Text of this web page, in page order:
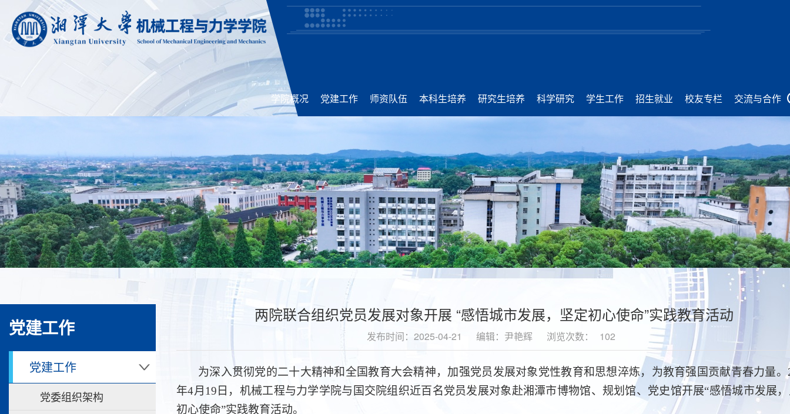
学院概况 党建工作 师资队伍 本科生培养 研究生培养 科学研究 学生工作 招生就业 校友专栏 交流与合作
党建工作
党建工作 >
党委组织架构
两院联合组织党员发展对象开展 “感悟城市发展，坚定初心使命”实践教育活动
发布时间：2025-04-21 编辑：尹艳辉 浏览次数： 102
为深入贯彻党的二十大精神和全国教育大会精神，加强党员发展对象党性教育和思想淬炼， 为教育强国贡献青春力量。
年4月19日，机械工程与力学学院与国交院组织近百名党员发展对象赴湘潭市博物馆、规划馆、 党史馆开展“感悟城市发展，
初心使命”实践教育活动。